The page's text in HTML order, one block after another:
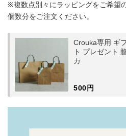
※複数点別々にラッピングをご希望
個数分をご注文ください。
Crouka専用 ギ
ト プレゼント
カ
500円